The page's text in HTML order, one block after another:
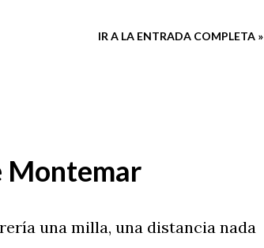
IR A LA ENTRADA COMPLETA »
Montemar
una milla, una distancia nada